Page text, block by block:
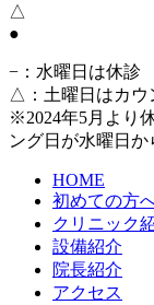
△
●
− ：水曜日は休診
△ ：土曜日はカ
※2024年5月より
ング日が水曜日か
HOME
初めての方
クリニック
設備紹介
院長紹介
アクセス